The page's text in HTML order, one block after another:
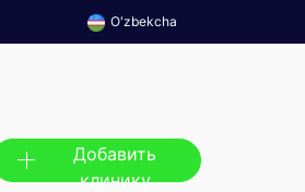
O'zbekcha
Добавить
клинику